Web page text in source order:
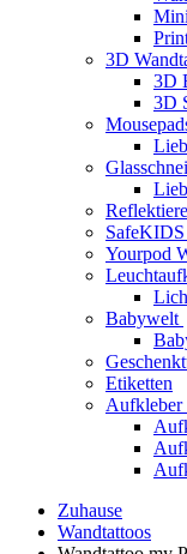
3D
3D
3D
Yourpod
Babywelt
Etiketten
Aufkleber
Zuhause
Wandtattoos